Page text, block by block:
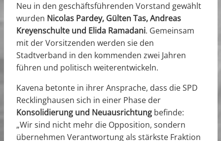
Neu in den geschäftsführenden Vorstand gewählt
wurden Nicolas Pardey, Gülten Tas, Andreas
Kreyenschulte und Elida Ramadani. Gemeinsam
mit der Vorsitzenden werden sie den
Stadtverband in den kommenden zwei Jahren
führen und politisch weiterentwickeln.
Kavena betonte in ihrer Ansprache, dass die SPD
Recklinghausen sich in einer Phase der
Konsolidierung und Neuausrichtungbefinde:
„Wir sind nicht mehr die Opposition, sondern
übernehmen Verantwortung als stärkste Fraktion